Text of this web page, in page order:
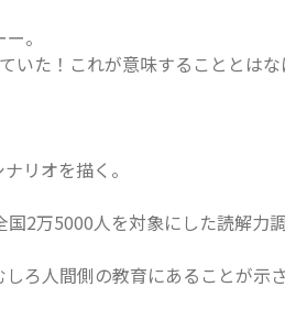
。
いた！これが意味することとはな
リオを描く。
2万5000人を対象にした読解力
ろ人間側の教育にあることが示